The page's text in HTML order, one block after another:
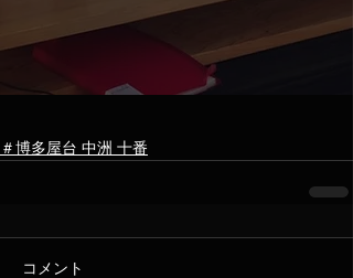
＃博多屋台 中洲 十番
コメント